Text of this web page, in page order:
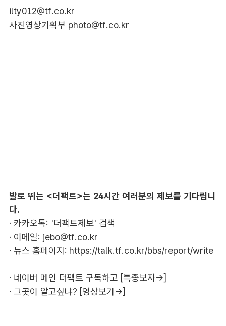
ilty012@tf.co.kr
사진영상기획부 photo@tf.co.kr
발로 뛰는 <더팩트>는 24시간 여러분의 제보를 기다립니
다.
· 카카오톡: '더팩트제보' 검색
· 이메일: jebo@tf.co.kr
· 뉴스 홈페이지: https://talk.tf.co.kr/bbs/report/write
· 네이버 메인 더팩트 구독하고 [특종보자→]
· 그곳이 알고싶냐? [영상보기→]